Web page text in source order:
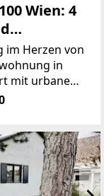
Wien: 4
im Herzen von
in
mit urbanem
Herz
103 m²